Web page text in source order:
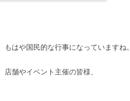
はや国民的な行事になっていますね。
舗やイベント主催の皆様、